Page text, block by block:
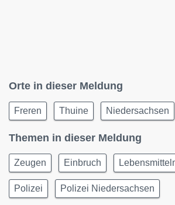
Orte in dieser Meldung
Freren Thuine Niedersachsen
Themen in dieser Meldung
Zeugen Einbruch
Polizei Polizei Niedersachsen